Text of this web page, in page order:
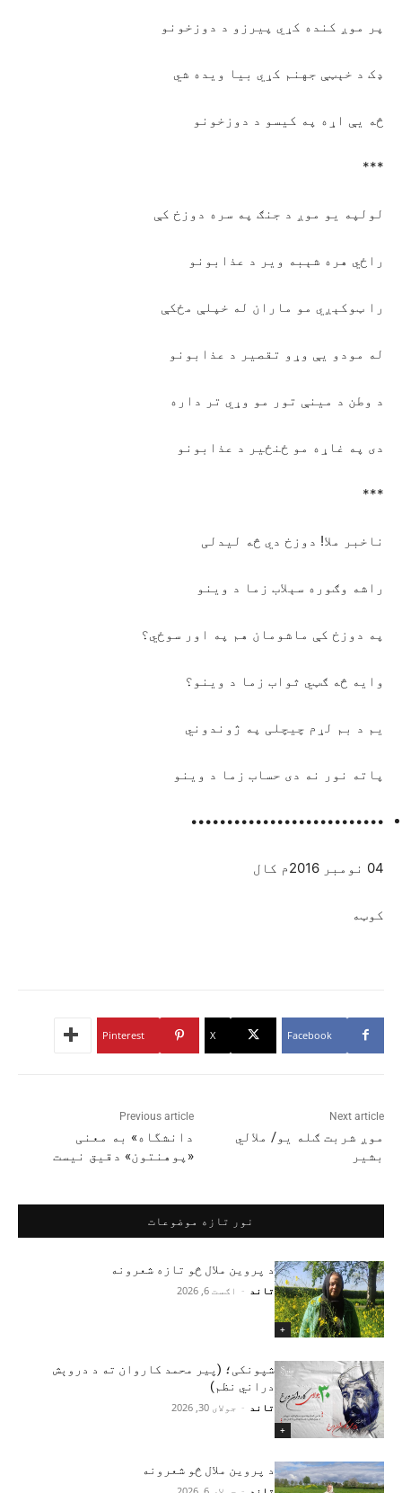
پر موږ کنده کړي پيرزو د دوزخونو
ډک د خېټې جهنم کړي بيا ويده شي
څه يې اړه په کيسو د دوزخونو
***
لولپه يو موږ د جنګ په سره دوزخ کې
راځي هره شېبه وير د عذابونو
را ټوکېږي مو ماران له خپلې مځکې
له مودو يې وړو تقصير د عذابونو
د وطن د مينې تور مو وړي تر داره
دی په غاړه مو ځنځير د عذابونو
***
ناخبر ملا! دوزخ دي څه ليدلی
راشه وګوره سېلاب زما د وينو
په دوزخ کې ماشومان هم په اور سوځي؟
وايه څه ګټي ثواب زما د وينو؟
يم د بم لړم چيچلی په ژوندوني
پاته نور نه دی حساب زما د وينو
•••••••••••••••••••••••••••
04 نومبر 2016م کال
کوټه
Facebook
X
Pinterest
Previous article
دانشگاه» به معنی
«پوهنتون» دقیق نیست
Next article
موږ شربت ګله يو/ ملالي
بشیر
نور تازه موضوعات
+
د پروین ملال څو تازه شعرونه
تاند - اګست 6, 2026
+
شپونکی؛ (پير محمد کاروان ته د دروېش
دراني نظم)
تاند - جولای 30, 2026
د پروین ملال څو شعرونه